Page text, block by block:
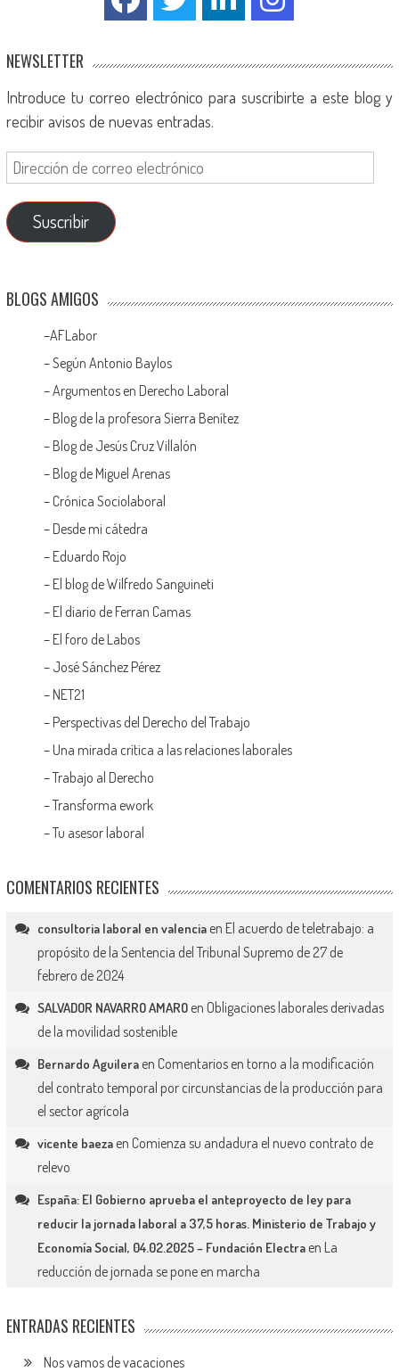
NEWSLETTER
Introduce tu correo electrónico para suscribirte a este blog y
recibir avisos de nuevas entradas.
Suscribir
BLOGS AMIGOS
–AFLabor
– Según Antonio Baylos
–Argumentos en Derecho Laboral
– Blog de la profesora Sierra Benítez
– Blog de Jesús Cruz Villalón
– Blog de Miguel Arenas
– Crónica Sociolaboral
– Desde mi cátedra
– Eduardo Rojo
– El blog de Wilfredo Sanguineti
– El diario de Ferran Camas
– El foro de Labos
– José Sánchez Pérez
– NET21
– Perspectivas del Derecho del Trabajo
– Una mirada crítica a las relaciones laborales
–Trabajo al Derecho
–Transforma ework
–Tu asesor laboral
COMENTARIOS RECIENTES
consultoria laboral en valenciaen El acuerdo de teletrabajo: a
propósito de la Sentencia del Tribunal Supremo de 27 de
febrero de 2024
SALVADOR NAVARRO AMAROen Obligaciones laborales derivadas
de la movilidad sostenible
Bernardo Aguileraen Comentarios en torno a la modificación
del contrato temporal por circunstancias de la producción para
el sector agrícola
vicente baezaen Comienza su andadura el nuevo contrato de
relevo
España: El Gobierno aprueba el anteproyecto de ley para
reducir la jornada laboral a 37,5 horas. Ministerio de Trabajo y
Economía Social, 04.02.2025 – Fundación Electraen La
reducción de jornada se pone en marcha
ENTRADAS RECIENTES
Nos vamos de vacaciones